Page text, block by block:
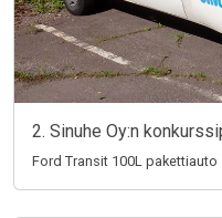
2. Sinuhe Oy:n
Ford Transit 100L pakettiauto